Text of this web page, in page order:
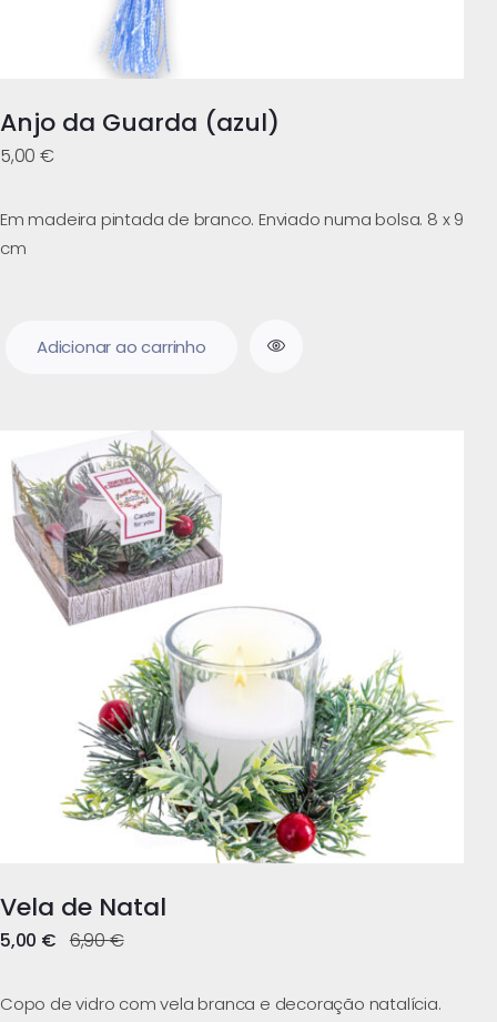
Anjo da Guarda (azul)
5,00 €
Em madeira pintada de branco. Enviado numa bolsa. 8 x 9
cm
Adicionar ao carrinho
Vela de Natal
6,90€
5,00 €
Copo de vidro com vela branca e decoração natalícia.